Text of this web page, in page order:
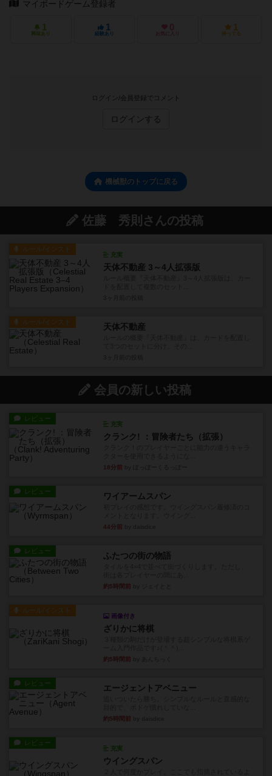
マイボードゲーム登録者
1
興味あり
1
経験あり
0
お気に入り
1
持ってる
ログイン/会員登録でコメント
ログインする
機械獣のトップに戻る
佐藤 秀則さんの投稿
ルール/インスト
充実
天体不動産 3～4人拡張版
ルール/インスト 天体不動産
会員の新しい投稿
レビュー
充実
クランク! ：冒険者たち（拡張）
18分前
レビュー ワイアームスパン
44分前
レビュー ふたつの街の物語
約5時間前
ルール/インスト
画像付き
ざりかに将棋
約5時間前
レビュー エージェントアベニュー
約5時間前
レビュー
充実
ウイングスパン